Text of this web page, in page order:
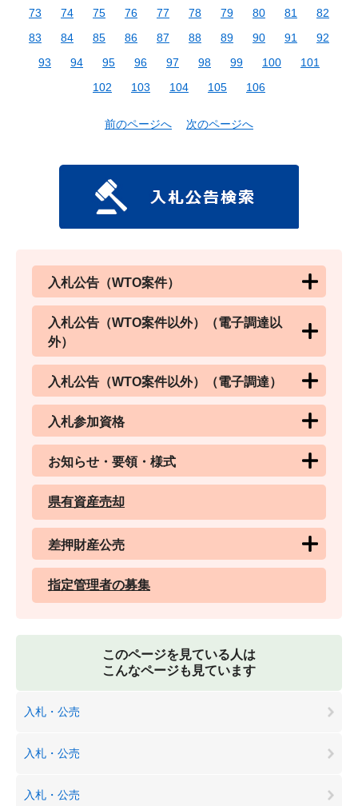
73
74 75 76 77 78 79 80 81
82
83
84 85 86 87 88 89 90 91
92
93
94 95 96 97 98 99 100
101
102
103 104 105 106
前のページへ 次のページへ
入札公告（WTO案件）
入札公告（WTO案件以外）（電子調達以
外）
入札公告（WTO案件以外）（電子調達）
入札参加資格
お知らせ・要領・様式
県有資産売却
差押財産公売
指定管理者の募集
このページを見ている人は
こんなページも見ています
入札・公売
入札・公売
入札・公売